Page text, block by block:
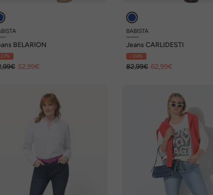
BELARION
52,99€
BABISTA
Jeans CARLIDESTI
- 24%
82,99€ 62,99€